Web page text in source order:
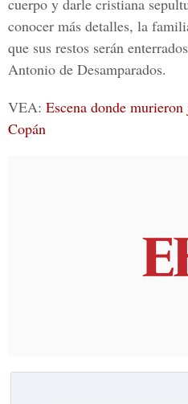
cuerpo y darle cristiana
conocer más detalles, la
que sus restos serán
Antonio de Desamparados.
VEA: Escena donde
Copán